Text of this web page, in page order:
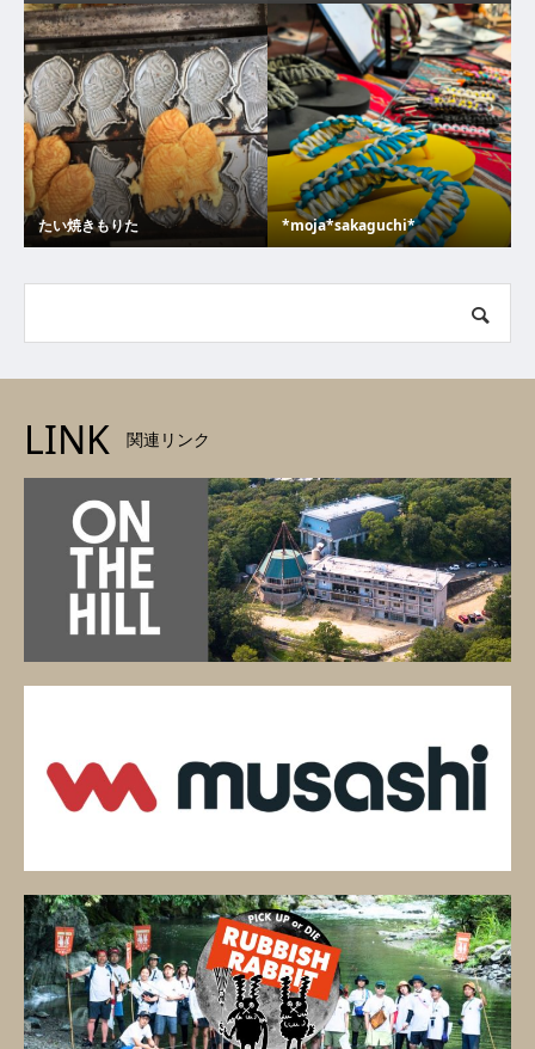
たい焼きもりた *moja*sakaguchi*
LINK 関連リンク